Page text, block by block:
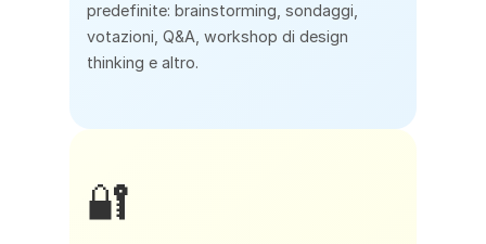
predefinite: brainstorming, sondaggi,
votazioni, Q&A, workshop di design
thinking e altro.
🔐